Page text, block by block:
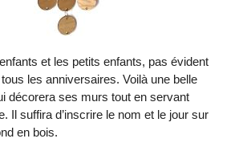
et les petits enfants, pas évident
les anniversaires. Voilà une belle
décorera ses murs tout en servant
Il suffira d’inscrire le nom et le jour sur
en bois.